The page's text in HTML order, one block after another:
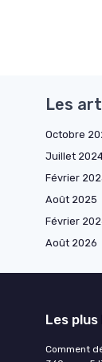
Les
Octobre
Juillet
Février
Août 2025
Février
Août 2026
Les plus
Comment